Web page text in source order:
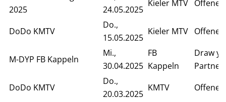
2025
24.05.2025
Kieler MTV
DoDo KMTV
Do.,
15.05.2025
Kieler MTV
M-DYP FB Kappeln
Mi.,
30.04.2025
FB
Kappeln
Draw
Partner
DoDo KMTV
Do.,
20.03.2025
KMTV